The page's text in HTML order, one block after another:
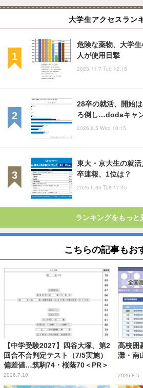
大学生アクセスラン
危険な薬物、大学
人が使用目撃
2023.11.7 Tue 12:15
28卒の就活、開始
ろ倒し…dodaキャ
2026.8.5 Wed 10:15
東大・京大生の就
卒速報、1位は？
2026.6.30 Tue 17:45
ランキングをもっと
こちらの記事もお
【中学受験2027】四谷大塚、第2
回合不合判定テスト（7/5実施）
偏差値…筑駒74・桜蔭70＜PR＞
2026.7.10
高校囲
灘・南
2026.8.5